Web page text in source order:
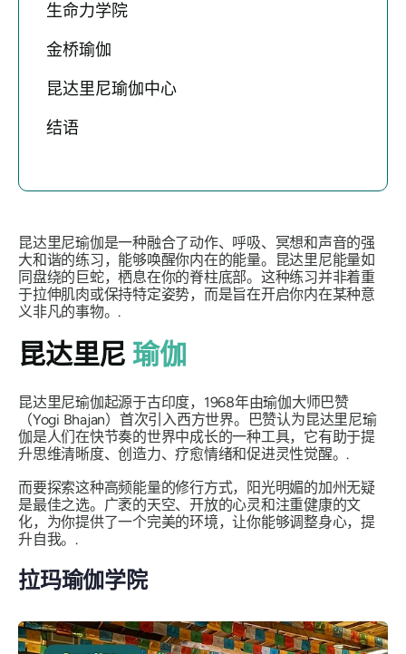
生命力学院
金桥瑜伽
昆达里尼瑜伽中心
结语
昆达里尼瑜伽是一种融合了动作、呼吸、冥想和声音的强
大和谐的练习，能够唤醒你内在的能量。昆达里尼能量如
同盘绕的巨蛇，栖息在你的脊柱底部。这种练习并非着重
于拉伸肌肉或保持特定姿势，而是旨在开启你内在某种意
义非凡的事物。.
昆达里尼 瑜伽
昆达里尼瑜伽起源于古印度，1968年由瑜伽大师巴赞
（Yogi Bhajan）首次引入西方世界。巴赞认为昆达里尼瑜
伽是人们在快节奏的世界中成长的一种工具，它有助于提
升思维清晰度、创造力、疗愈情绪和促进灵性觉醒。.
而要探索这种高频能量的修行方式，阳光明媚的加州无疑
是最佳之选。广袤的天空、开放的心灵和注重健康的文
化，为你提供了一个完美的环境，让你能够调整身心，提
升自我。.
拉玛瑜伽学院